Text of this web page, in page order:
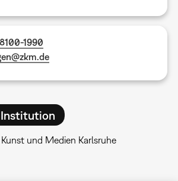
1990
und Medien Karlsruhe